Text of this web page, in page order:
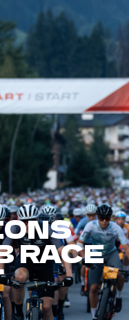
FR
RACE